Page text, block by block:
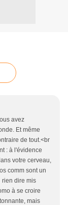
avez
Et même
de tout.<br
: à l'évidence
votre cerveau,
comm sont un
rien dire mis
à se croire
mais